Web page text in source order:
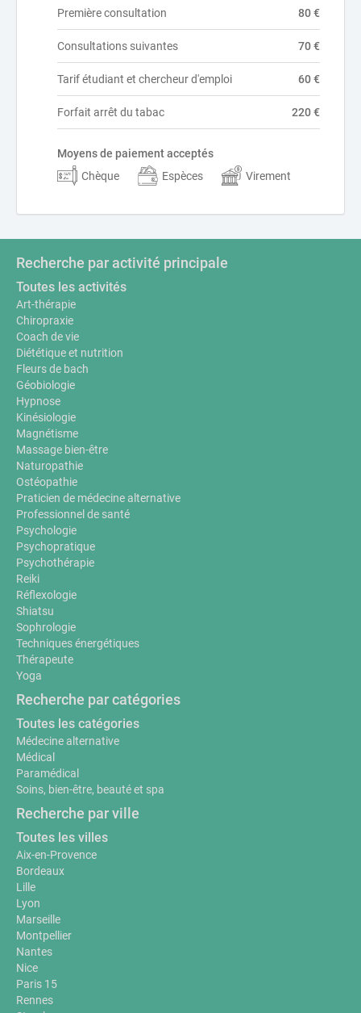
Première consultation 80 €
Consultations suivantes 70 €
Tarif étudiant et chercheur d'emploi 60 €
Forfait arrêt du tabac 220 €
Moyens de paiement acceptés
Chèque
Espèces Virement
Recherche par activité principale
Toutes les activités
Art-thérapie
Chiropraxie
Coach de vie
Diététique et nutrition
Fleurs de bach
Géobiologie
Hypnose
Kinésiologie
Magnétisme
Massage bien-être
Naturopathie
Ostéopathie
Praticien de médecine alternative
Professionnel de santé
Psychologie
Psychopratique
Psychothérapie
Reiki
Réflexologie
Shiatsu
Sophrologie
Techniques énergétiques
Thérapeute
Yoga
Recherche par catégories
Toutes les catégories
Médecine alternative
Médical
Paramédical
Soins, bien-être, beauté et spa
Recherche par ville
Toutes les villes
Aix-en-Provence
Bordeaux
Lille
Lyon
Marseille
Montpellier
Nantes
Nice
Paris 15
Rennes